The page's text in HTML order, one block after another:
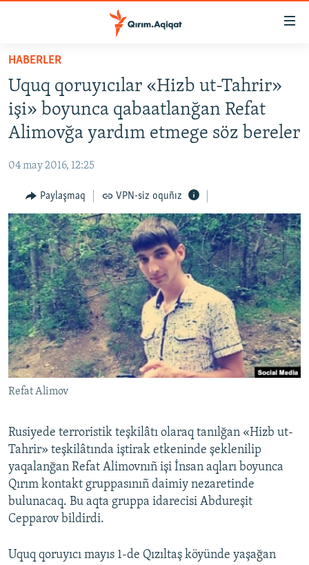
Esas
qaytmaq
Baş
navigatsiyağa
qaytmaq
Qıdıruvğa
qaytmaq
SİYASET
İQTİSADİYAT
MEDENİYET
İNSAN AQLARI
VİDEO
SÜRET
BLOGLAR
FİKİR
Русский
Українською
QOŞULIÑIZ!
RFE/RS bütün saytları
HABERLER
Uquq qoruyıcılar «Hizb ut-Tahrir»
işi» boyunca qabaatlanğan Refat
Alimovğa yardım etmege söz bereler
04 may 2016, 12:25
Paylaşmaq VPN-siz oquñız
Refat Alimov
Rusiyede terroristik teşkilâtı olaraq tanılğan «Hizb ut-
Tahrir» teşkilâtında iştirak etkeninde şeklenilip
yaqalanğan Refat Alimovnıñ işi İnsan aqları boyunca
Qırım kontakt gruppasınıñ daimiy nezaretinde
bulunacaq. Bu aqta gruppa idarecisi Abdureşit
Cepparov bildirdi.
Uquq qoruyıcı mayıs 1-de Qızıltaş köyünde yaşağan